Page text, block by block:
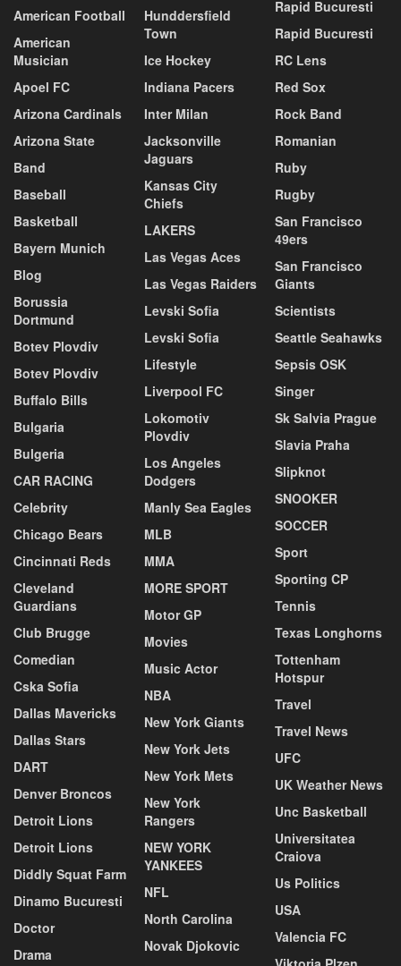
American Football
American
Musician
Apoel FC
Arizona Cardinals
Arizona State
Band
Baseball
Basketball
Bayern Munich
Blog
Borussia
Dortmund
Botev Plovdiv
Botev Plovdiv
Buffalo Bills
Bulgaria
Bulgeria
CAR RACING
Celebrity
Chicago Bears
Cincinnati Reds
Cleveland
Guardians
Club Brugge
Comedian
Cska Sofia
Dallas Mavericks
Dallas Stars
DART
Denver Broncos
Detroit Lions
Detroit Lions
Diddly Squat Farm
Dinamo Bucuresti
Doctor
Drama
Hunddersfield
Town
Ice Hockey
Indiana Pacers
Inter Milan
Jacksonville
Jaguars
Kansas City
Chiefs
LAKERS
Las Vegas Aces
Las Vegas Raiders
Levski Sofia
Levski Sofia
Lifestyle
Liverpool FC
Lokomotiv
Plovdiv
Los Angeles
Dodgers
Manly Sea Eagles
MLB
MMA
MORE SPORT
Motor GP
Movies
Music Actor
NBA
New York Giants
New York Jets
New York Mets
New York
Rangers
NEW YORK
YANKEES
NFL
North Carolina
Novak Djokovic
Rapid Bucuresti
Rapid Bucuresti
RC Lens
Red Sox
Rock Band
Romanian
Ruby
Rugby
San Francisco
49ers
San Francisco
Giants
Scientists
Seattle Seahawks
Sepsis OSK
Singer
Sk Salvia Prague
Slavia Praha
Slipknot
SNOOKER
SOCCER
Sport
Sporting CP
Tennis
Texas Longhorns
Tottenham
Hotspur
Travel
Travel News
UFC
UK Weather News
Unc Basketball
Universitatea
Craiova
Us Politics
USA
Valencia FC